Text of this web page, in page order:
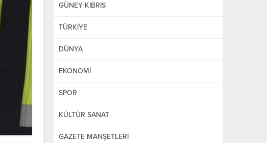
GÜNEY KIBRIS
TÜRKİYE
DÜNYA
EKONOMİ
SPOR
KÜLTÜR SANAT
GAZETE MANŞETLERİ